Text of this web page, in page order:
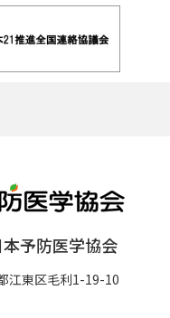
予防医学協会
東区毛利1-19-10